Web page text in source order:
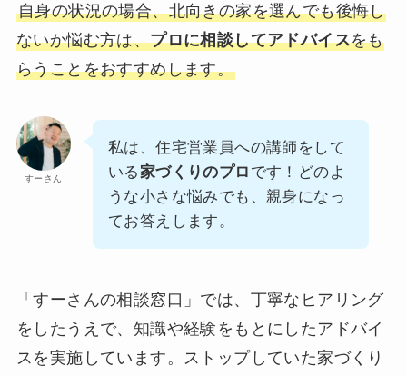
自身の状況の場合、北向きの家を選んでも後悔し
ないか悩む方は、プロに相談してアドバイスをも
らうことをおすすめします。
すーさん
私は、住宅営業員への講師をして
いる家づくりのプロ です！どのよ
うな小さな悩みでも、親身になっ
てお答えします。
「すーさんの相談窓口」では、丁寧なヒアリング
をしたうえで、知識や経験をもとにしたアドバイ
スを実施しています。ストップしていた家づくり